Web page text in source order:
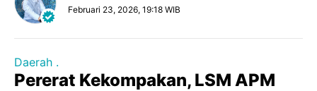
Februari 23, 2026, 19:18 WIB
Daerah .
Pererat Kekompakan, LSM APM